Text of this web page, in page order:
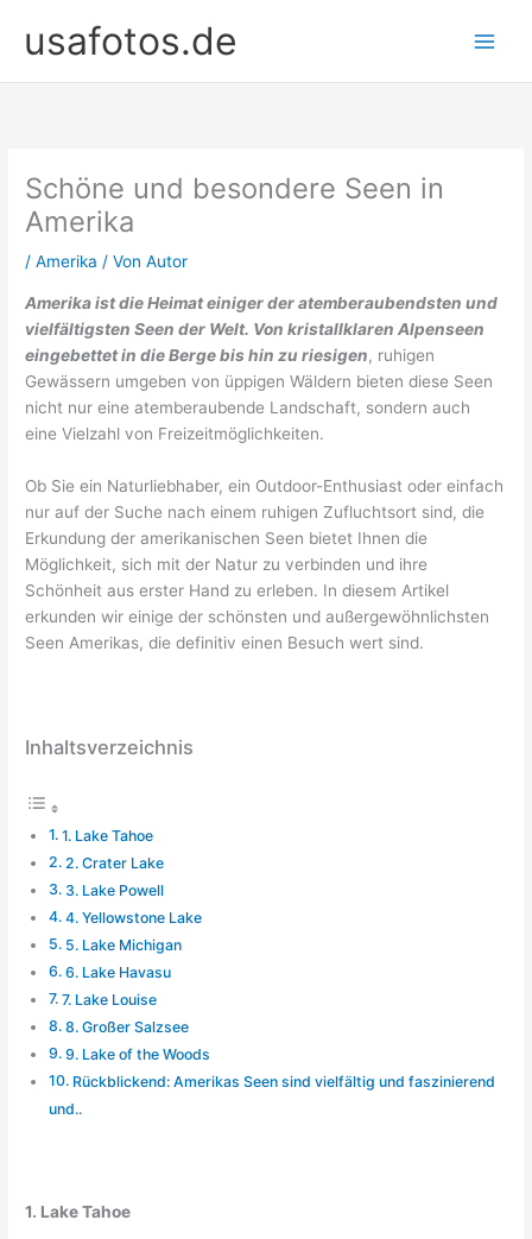
Inhaltusafotos.de
Schöne und besondere Seen in
Amerika
/Amerika / VonAutor
Amerika ist die Heimat einiger der atemberaubendsten und
vielfältigsten Seen der Welt. Von kristallklaren Alpenseen
eingebettet in die Berge bis hin zu riesigen, ruhigen
Gewässern umgeben von üppigen Wäldern bieten diese Seen
nicht nur eine atemberaubende Landschaft, sondern auch
eine Vielzahl von Freizeitmöglichkeiten.
Ob Sie ein Naturliebhaber, ein Outdoor-Enthusiast oder einfach
nur auf der Suche nach einem ruhigen Zufluchtsort sind, die
Erkundung der amerikanischen Seen bietet Ihnen die
Möglichkeit, sich mit der Natur zu verbinden und ihre
Schönheit aus erster Hand zu erleben. In diesem Artikel
erkunden wir einige der schönsten und außergewöhnlichsten
Seen Amerikas, die definitiv einen Besuch wert sind.
Inhaltsverzeichnis
1. Lake Tahoe
2. Crater Lake
3. Lake Powell
4. Yellowstone Lake
5. Lake Michigan
6. Lake Havasu
7. Lake Louise
8. Großer Salzsee
9. Lake of the Woods
Rückblickend: Amerikas Seen sind vielfältig und faszinierend
und..
1. Lake Tahoe